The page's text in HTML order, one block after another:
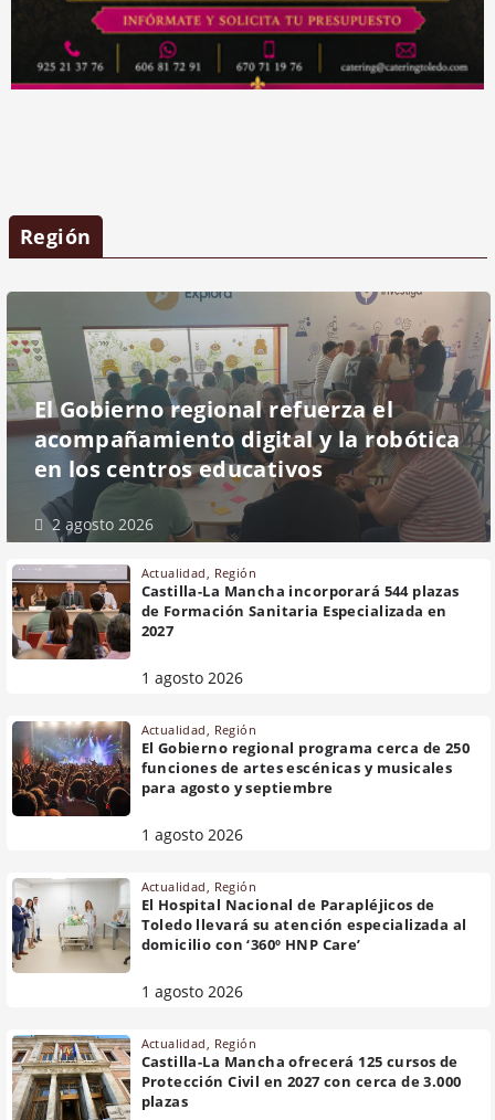
Región
El Gobierno regional refuerza el
acompañamiento digital y la robótica
en los centros educativos
2 agosto 2026
Actualidad, Región
Castilla-La Mancha incorporará 544 plazas
de Formación Sanitaria Especializada en
2027
1 agosto 2026
Actualidad, Región
El Gobierno regional programa cerca de 250
funciones de artes escénicas y musicales
para agosto y septiembre
1 agosto 2026
Actualidad Región
El Hospital Nacional de Parapléjicos de
Toledo llevará su atención especializada al
domicilio con ‘360º HNP Care’
1 agosto 2026
Actualidad Región
Castilla-La Mancha ofrecerá 125 cursos de
Protección Civil en 2027 con cerca de 3.000
plazas